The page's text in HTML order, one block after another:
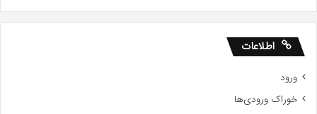
نقد و بررسی فیلم
مجله فرهنگ و هنر
مجله فناوری و دانش
مصاحبه و گفتگو
مطالب جالب